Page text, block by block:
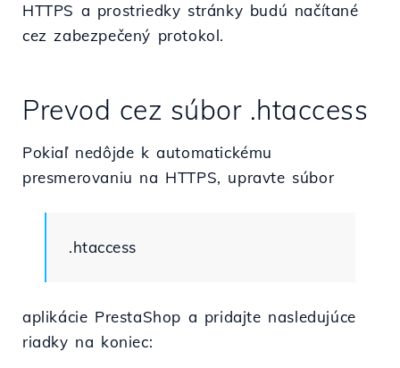
HTTPS a prostriedky stránky budú načítané
cez zabezpečený protokol.
Prevod cez súbor .htaccess
Pokiaľ nedôjde k automatickému
presmerovaniu na HTTPS, upravte súbor
.htaccess
aplikácie PrestaShop a pridajte nasledujúce
riadky na koniec: